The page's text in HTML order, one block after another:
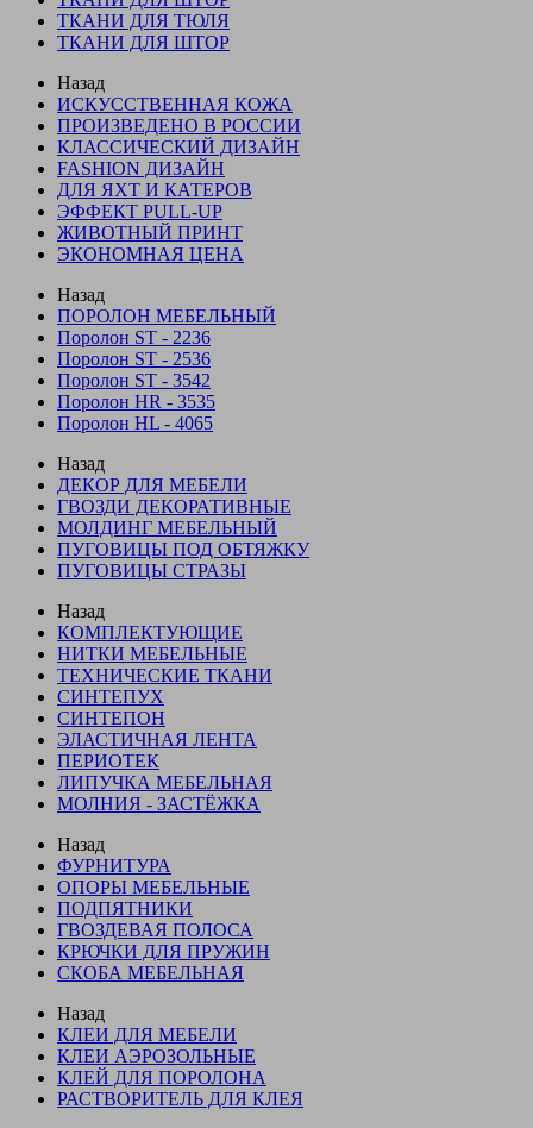
ТКАНИ ДЛЯ ТЮЛЯ
ТКАНИ ДЛЯ ШТОР
Назад
ИСКУССТВЕННАЯ КОЖА
ПРОИЗВЕДЕНО В РОССИИ
КЛАССИЧЕСКИЙ ДИЗАЙН
FASHION ДИЗАЙН
ДЛЯ ЯХТ И КАТЕРОВ
ЭФФЕКТ PULL-UP
ЖИВОТНЫЙ ПРИНТ
ЭКОНОМНАЯ ЦЕНА
Назад
ПОРОЛОН МЕБЕЛЬНЫЙ
Поролон ST - 2236
Поролон ST - 2536
Поролон ST - 3542
Поролон HR - 3535
Поролон HL - 4065
Назад
ДЕКОР ДЛЯ МЕБЕЛИ
ГВОЗДИ ДЕКОРАТИВНЫЕ
МОЛДИНГ МЕБЕЛЬНЫЙ
ПУГОВИЦЫ ПОД ОБТЯЖКУ
ПУГОВИЦЫ СТРАЗЫ
Назад
КОМПЛЕКТУЮЩИЕ
НИТКИ МЕБЕЛЬНЫЕ
ТЕХНИЧЕСКИЕ ТКАНИ
СИНТЕПУХ
СИНТЕПОН
ЭЛАСТИЧНАЯ ЛЕНТА
ПЕРИОТЕК
ЛИПУЧКА МЕБЕЛЬНАЯ
МОЛНИЯ - ЗАСТЁЖКА
Назад
ФУРНИТУРА
ОПОРЫ МЕБЕЛЬНЫЕ
ПОДПЯТНИКИ
ГВОЗДЕВАЯ ПОЛОСА
КРЮЧКИ ДЛЯ ПРУЖИН
СКОБА МЕБЕЛЬНАЯ
Назад
КЛЕИ ДЛЯ МЕБЕЛИ
КЛЕИ АЭРОЗОЛЬНЫЕ
КЛЕЙ ДЛЯ ПОРОЛОНА
РАСТВОРИТЕЛЬ ДЛЯ КЛЕЯ